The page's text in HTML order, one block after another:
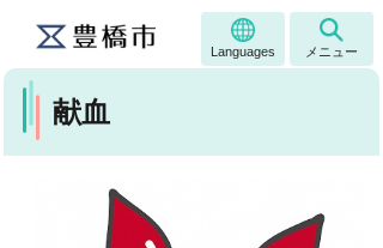
Languages メニュー
献血